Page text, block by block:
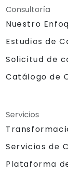
Consultoría
Nuestro
Estudios de
Solicitud de
Catálogo de
Servicios
Servicios de
Plataforma